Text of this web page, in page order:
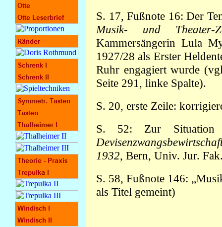
S. 17, Fußnote 16: Der
Musik- und Theater-
Kammersängerin Lula
1927/28 als Erster
Ruhr engagiert wurde
Seite 291, linke Spalte).
S. 20, erste Zeile:
S. 52: Zur
1932, Bern, Univ. Jur.
S. 58, Fußnote 146:
als Titel gemeint)